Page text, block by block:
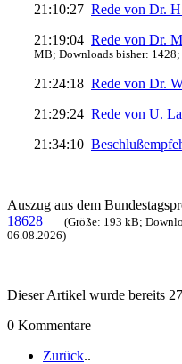
21:10:27 Rede von Dr.
21:19:04 Rede von Dr.
MB; Downloads bisher:
21:24:18 Rede von Dr.
21:29:24 Rede von U.
21:34:10
Auszug aus dem
18628
(Größe: 193 kB;
06.08.2026)
Dieser Artikel wurde bereits
0 Kommentare
Zurück..